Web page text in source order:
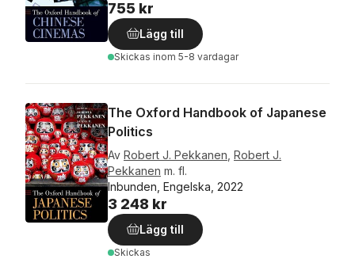
755 kr
Lägg till
Skickas inom 5-8 vardagar
The Oxford Handbook of Japanese
Politics
Av Robert J. Pekkanen Robert J.
Pekkanen m. fl.
Inbunden, Engelska, 2022
3 248 kr
Lägg till
Skickas